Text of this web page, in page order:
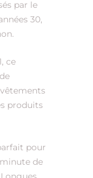
par le
30,
ce
produits
pour
de